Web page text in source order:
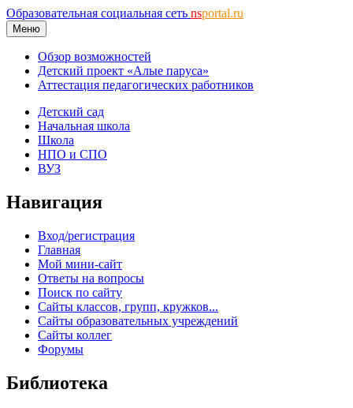
Образовательная социальная сеть nsportal.ru
Меню
Обзор возможностей
Детский проект «Алые паруса»
Аттестация педагогических работников
Детский сад
Начальная школа
Школа
НПО и СПО
ВУЗ
Навигация
Вход/регистрация
Главная
Мой мини-сайт
Ответы на вопросы
Поиск по сайту
Сайты классов, групп, кружков...
Сайты образовательных учреждений
Сайты коллег
Форумы
Библиотека